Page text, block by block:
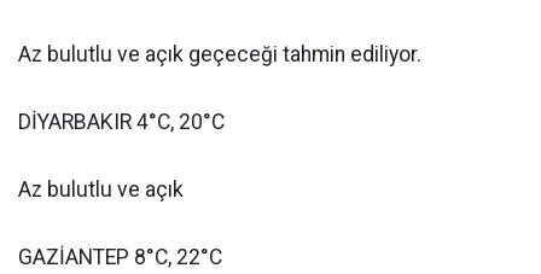
Az bulutlu ve açık geçeceği tahmin ediliyor.
DİYARBAKIR 4°C, 20°C
Az bulutlu ve açık
GAZİANTEP 8°C, 22°C